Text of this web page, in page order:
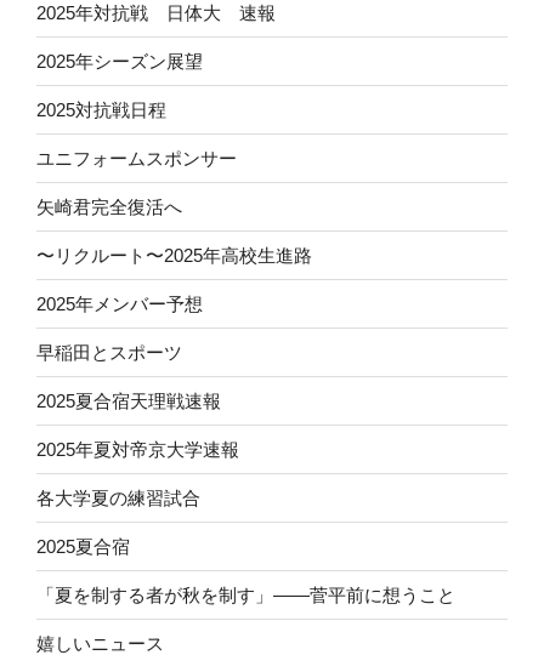
2025年対抗戦 日体大 速報
2025年シーズン展望
2025対抗戦日程
ユニフォームスポンサー
矢崎君完全復活へ
〜リクルート〜2025年高校生進路
2025年メンバー予想
早稲田とスポーツ
2025夏合宿天理戦速報
2025年夏対帝京大学速報
各大学夏の練習試合
2025夏合宿
「夏を制する者が秋を制す」——菅平前に想うこと
嬉しいニュース